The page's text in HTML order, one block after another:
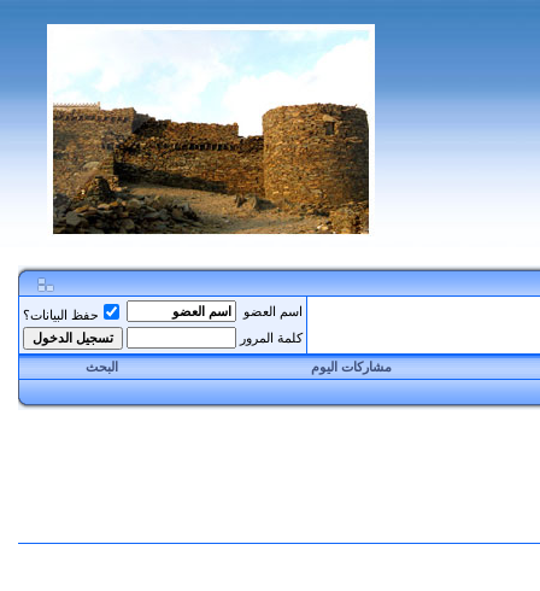
اسم العضو
حفظ البيانات؟
كلمة المرور
مشاركات اليوم
البحث